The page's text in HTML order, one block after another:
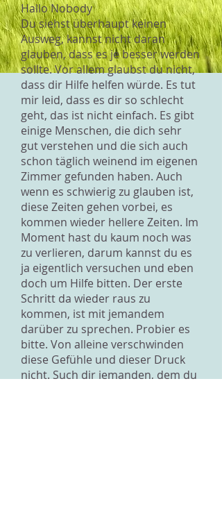
Hallo Nobody
Du siehst überhaupt keinen
Ausweg, kannst nicht daran
glauben, dass es je besser werden
sollte. Vor allem glaubst du nicht,
dass dir Hilfe helfen würde. Es tut
mir leid, dass es dir so schlecht
geht, das ist nicht einfach. Es gibt
einige Menschen, die dich sehr
gut verstehen und die sich auch
schon täglich weinend im eigenen
Zimmer gefunden haben. Auch
wenn es schwierig zu glauben ist,
diese Zeiten gehen vorbei, es
kommen wieder hellere Zeiten. Im
Moment hast du kaum noch was
zu verlieren, darum kannst du es
ja eigentlich versuchen und eben
doch um Hilfe bitten. Der erste
Schritt da wieder raus zu
kommen, ist mit jemandem
darüber zu sprechen. Probier es
bitte. Von alleine verschwinden
diese Gefühle und dieser Druck
nicht. Such dir jemanden, dem du